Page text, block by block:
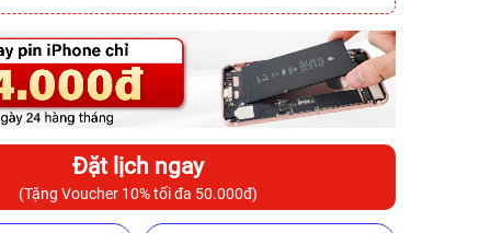
-4.900.000đ -5.000.000đ
Đặt lịch ngay
(Tặng Voucher 10% tối đa 50.000đ)